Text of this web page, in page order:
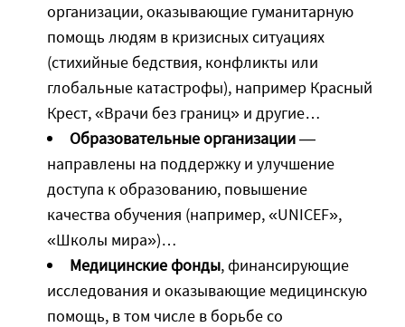
организации, оказывающие гуманитарную
помощь людям в кризисных ситуациях
(стихийные бедствия, конфликты или
глобальные катастрофы), например Красный
Крест, «Врачи без границ» и другие…
Образовательные организации—
направлены на поддержку и улучшение
доступа к образованию, повышение
качества обучения (например, «UNICEF»,
«Школы мира»)…
Медицинские фонды, финансирующие
исследования и оказывающие медицинскую
помощь, в том числе в борьбе со